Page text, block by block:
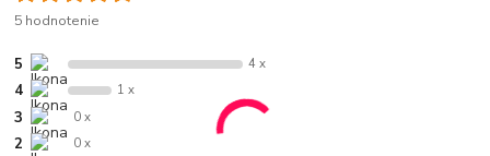
5 hodnotenie
5 4 x
4 1 x
3 0 x
2 0 x